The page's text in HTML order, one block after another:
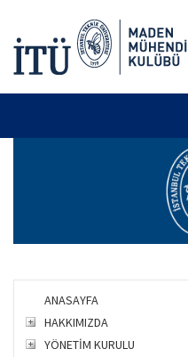
ANASAYFA
HAKKIMIZDA
YÖNETİM KURULU